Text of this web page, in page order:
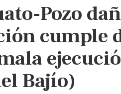
Pozo
cumple
Bajío)